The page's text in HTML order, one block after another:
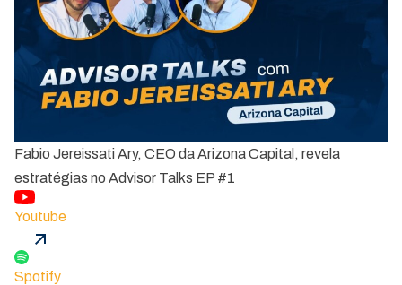
Fabio Jereissati Ary, CEO da Arizona Capital, revela
estratégias no Advisor Talks EP #1
Youtube
Spotify